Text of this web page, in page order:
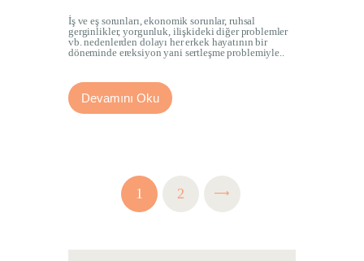
İş ve eş sorunları, ekonomik sorunlar, ruhsal
gerginlikler, yorgunluk, ilişkideki diğer problemler
vb. nedenlerden dolayı her erkek hayatının bir
döneminde ereksiyon yani sertleşme problemiyle..
Devamını Oku
Yazı
PAGE
1 PAGE
2